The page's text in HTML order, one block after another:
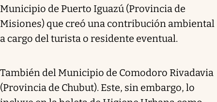
Municipio de Puerto Iguazú (Provincia de
Misiones) que creó una contribución ambiental
a cargo del turista o residente eventual.
También del Municipio de Comodoro Rivadavia
(Provincia de Chubut). Este, sin embargo, lo